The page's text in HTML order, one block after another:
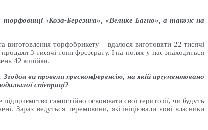
торфовищі «Коза-Березина», «Велике Багно», а також на
торфобрикету – вдалося виготовити 22 тисячі
3 тисячі тонн фрезерату. І на полях у нас знаходиться
42 копійки.
ви провели пресконференсію, на якій аргументовано
співпраці?
самостійно освоювати свої території, чи будуть
Зараз ведуться перемовини, які ініціювали нові власники